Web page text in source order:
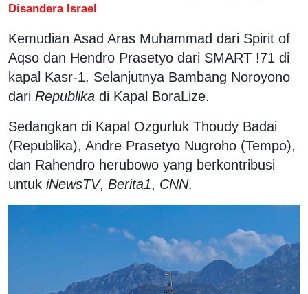
Disandera Israel
Kemudian Asad Aras Muhammad dari Spirit of
Aqso dan Hendro Prasetyo dari SMART !71 di
kapal Kasr-1. Selanjutnya ⁠Bambang Noroyono
dari Republika di Kapal BoraLize.
Sedangkan di Kapal Ozgurluk Thoudy Badai
(Republika), Andre Prasetyo Nugroho (Tempo),
dan Rahendro herubowo yang berkontribusi
untuk iNewsTV, Berita1, CNN.